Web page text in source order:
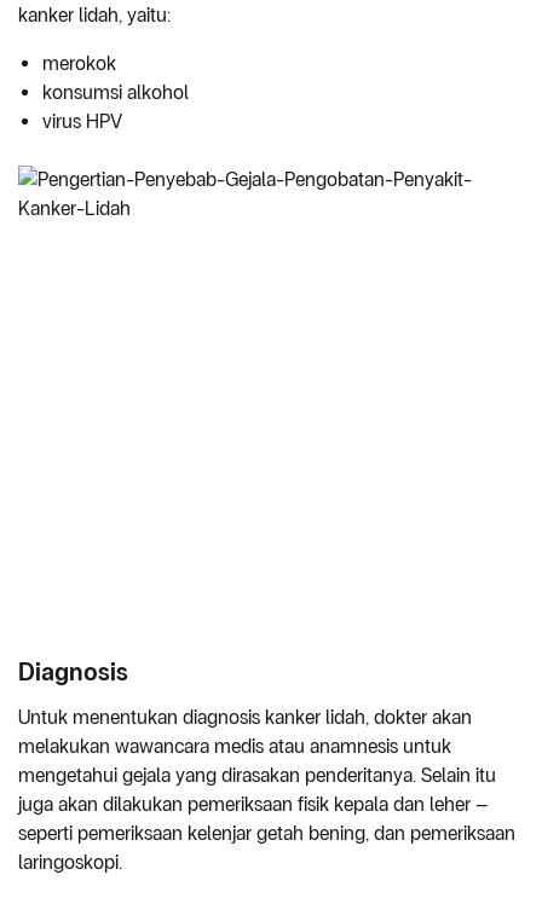
kanker lidah, yaitu:
merokok
konsumsi alkohol
virus HPV
Diagnosis
Untuk menentukan diagnosis kanker lidah, dokter akan
melakukan wawancara medis atau anamnesis untuk
mengetahui gejala yang dirasakan penderitanya. Selain itu
juga akan dilakukan pemeriksaan fisik kepala dan leher –
seperti pemeriksaan kelenjar getah bening, dan pemeriksaan
laringoskopi.